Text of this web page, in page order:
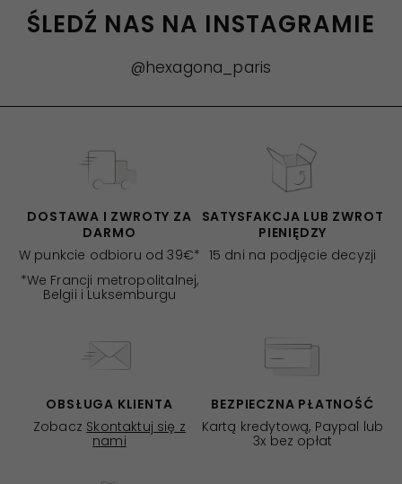
ŚLEDŹ NAS NA INSTAGRAMIE
@hexagona_paris
DOSTAWA I ZWROTY ZA
DARMO
W punkcie odbioru od 39€*
*We Francji metropolitalnej,
Belgii i Luksemburgu
SATYSFAKCJA LUB ZWROT
PIENIĘDZY
15 dni na podjęcie decyzji
OBSŁUGA KLIENTA
Zobacz Skontaktuj się z
nami
BEZPIECZNA PŁATNOŚĆ
Kartą kredytową, Paypal lub
3x bez opłat